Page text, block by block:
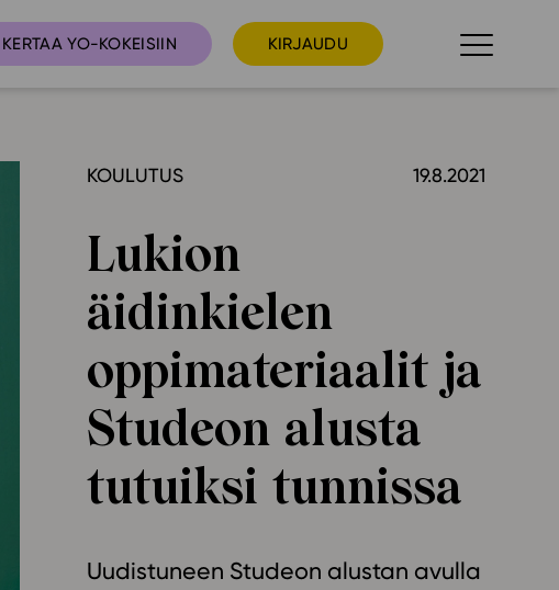
KERTAA YO-KOKEISIIN KIRJAUDU
Ominaisuudet
Tapahtumakalenteri
Webinaari­tallenteet
Suosittelut
Ohjekeskus
Ohjevideot
Oppikirjailijat
KOULUTUS 19.8.2021
Lukion
äidinkielen
oppimateriaalit ja
Studeon alusta
tutuiksi tunnissa
Uudistuneen Studeon alustan avulla